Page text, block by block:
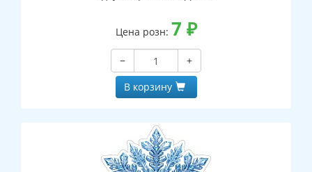
Цена розн: 7 ₽
−
+
В корзину